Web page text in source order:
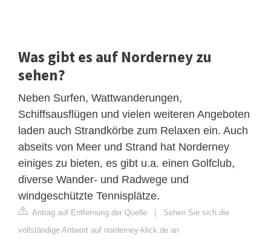
Was gibt es auf Norderney zu
sehen?
Neben Surfen, Wattwanderungen,
Schiffsausflügen und vielen weiteren Angeboten
laden auch Strandkörbe zum Relaxen ein. Auch
abseits von Meer und Strand hat Norderney
einiges zu bieten, es gibt u.a. einen Golfclub,
diverse Wander- und Radwege und
windgeschützte Tennisplätze.
Antrag auf Entfernung der Quelle | Sehen Sie sich die
vollständige Antwort auf norderney-klick.de an